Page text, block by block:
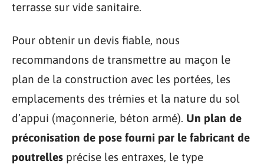
terrasse sur vide sanitaire.
Pour obtenir un devis fiable, nous
recommandons de transmettre au maçon le
plan de la construction avec les portées, les
emplacements des trémies et la nature du sol
d’appui (maçonnerie, béton armé). Un plan de
préconisation de pose fourni par le fabricant de
poutrelles précise les entraxes, le type